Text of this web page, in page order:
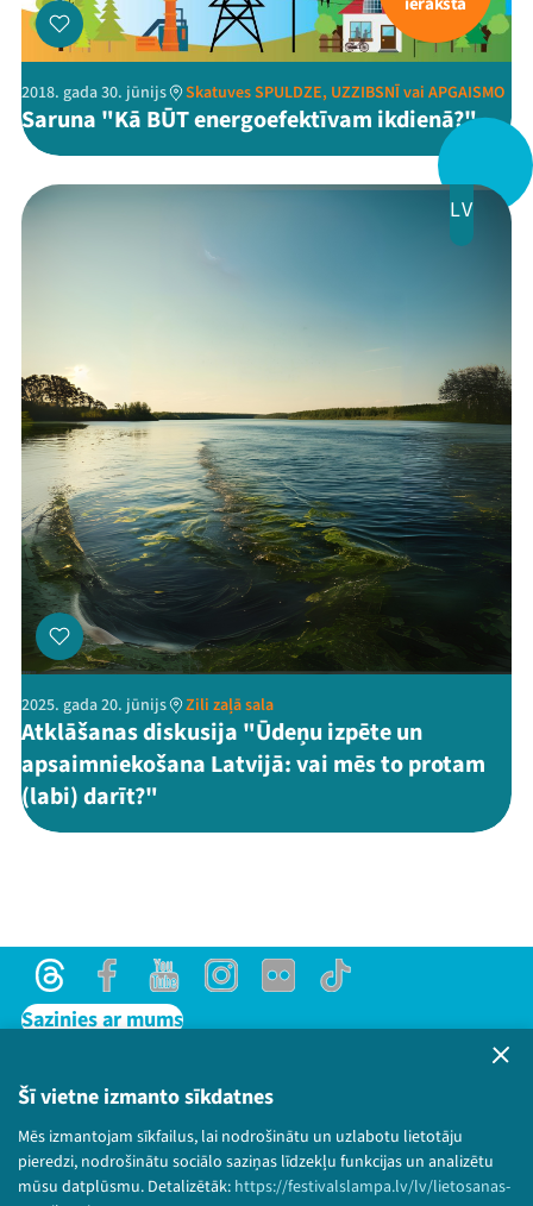
Šī vietne izmanto sīkdatnes
Mēs izmantojam sīkfailus, lai nodrošinātu un uzlabotu lietotāju
pieredzi, nodrošinātu sociālo saziņas līdzekļu funkcijas un analizētu
mūsu datplūsmu. Detalizētāk: https://festivalslampa.lv/lv/lietosanas-
Viņi bija LAMPĀ 2026
Jaunumi
Ziedo
ThreadsFacebookYoutube
X Instagram
Flick TikTok
2018. gada 30. jūnijs Skatuves SPULDZE, UZZIBSNĪ vai APGAISMO
Saruna "Kā BŪT energoefektīvam ikdienā?"
LV
2025. gada 20. jūnijs Zili zaļā sala
Atklāšanas diskusija "Ūdeņu izpēte un
apsaimniekošana Latvijā: vai mēs to protam
(labi) darīt?"
ThreadsFacebookYoutubeInstagram
Flick TikTok
Sazinies ar mums
Lietošanas noteikumi un sīkdatņu politika
Bērnu aizsardzības politika
© 2026 Sarunu festivāls LAMPA Visas tiesības
paturētas.